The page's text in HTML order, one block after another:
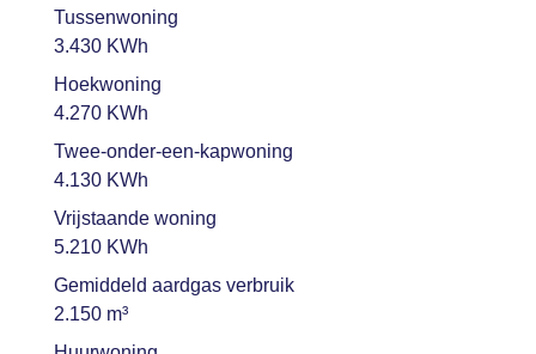
Tussenwoning
3.430 KWh
Hoekwoning
4.270 KWh
Twee-onder-een-kapwoning
4.130 KWh
Vrijstaande woning
5.210 KWh
Gemiddeld aardgas verbruik
2.150 m³